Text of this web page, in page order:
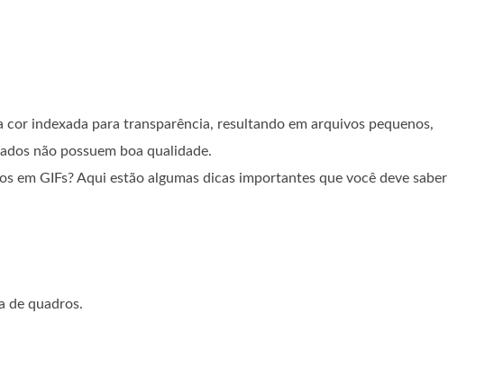
indexada para transparência, resultando em arquivos pequenos,
não possuem boa qualidade.
em GIFs? Aqui estão algumas dicas importantes que você deve saber
de quadros.